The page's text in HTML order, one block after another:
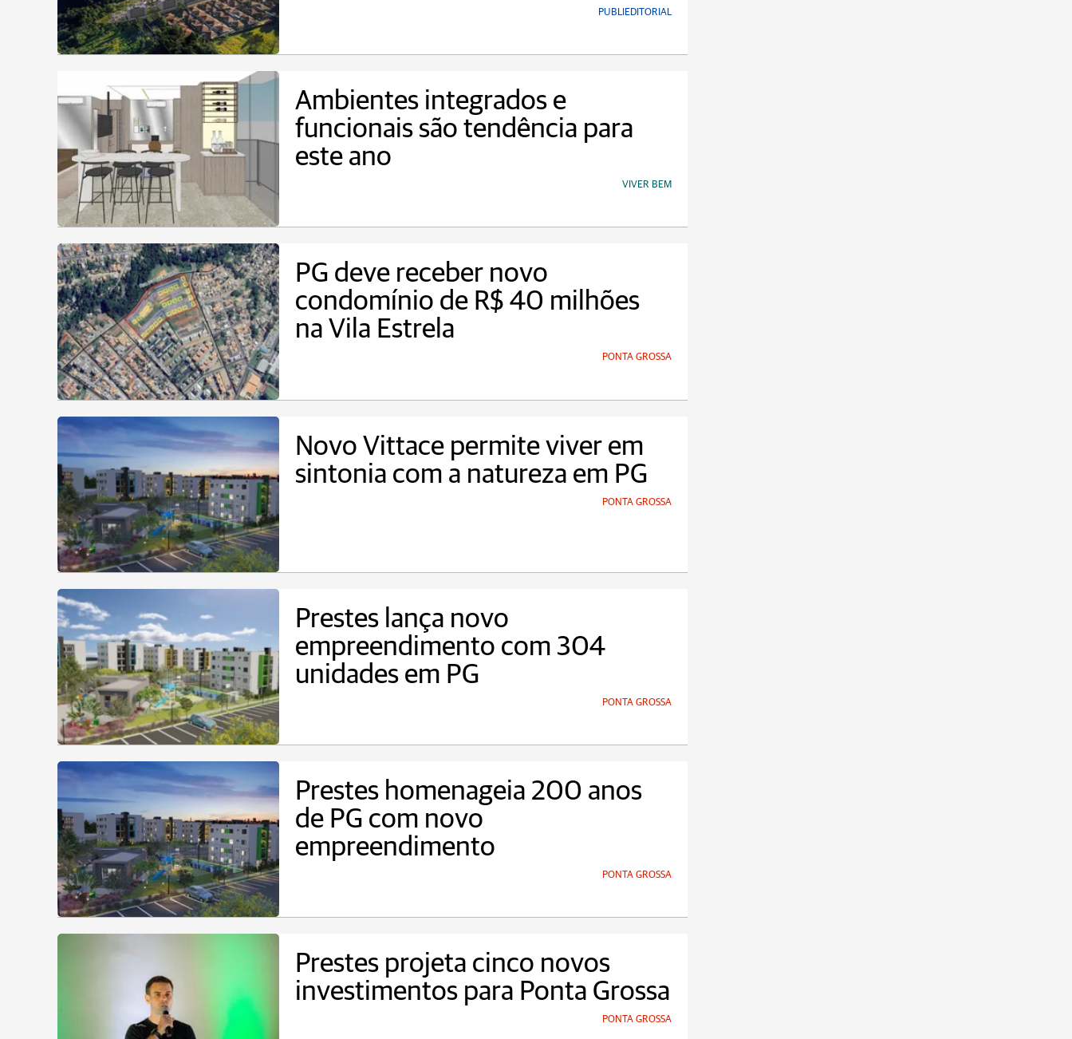
PUBLIEDITORIAL
Ambientes integrados e
funcionais são tendência para
este ano
VIVER BEM
PG deve receber novo
condomínio de R$ 40 milhões
na Vila Estrela
PONTA GROSSA
Novo Vittace permite viver em
sintonia com a natureza em PG
PONTA GROSSA
Prestes lança novo
empreendimento com 304
unidades em PG
PONTA GROSSA
Prestes homenageia 200 anos
de PG com novo
empreendimento
PONTA GROSSA
Prestes projeta cinco novos
investimentos para Ponta Grossa
PONTA GROSSA